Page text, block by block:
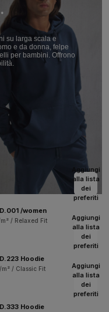
su larga scala e
e da donna, felpe
per bambini. Offrono
Aggiungi
alla lista
dei
preferiti
/women
/ Relaxed Fit
Aggiungi
alla lista
dei
preferiti
Hoodie
/ Classic Fit
Aggiungi
alla lista
dei
preferiti
Hoodie